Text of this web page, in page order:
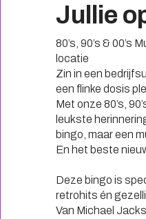
Jullie
80’s, 90’s & 00’s
locatie
Zin in een
een flinke dosis
Met onze 80’s,
leukste
bingo, maar een
En het beste
Deze bingo is
retrohits én
Van Michael